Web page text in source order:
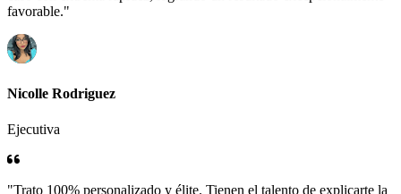
favorable."
Nicolle Rodriguez
Ejecutiva
"Trato 100% personalizado y élite. Tienen el talento de explicarte la